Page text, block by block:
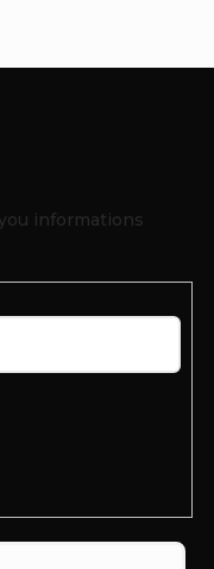
informations